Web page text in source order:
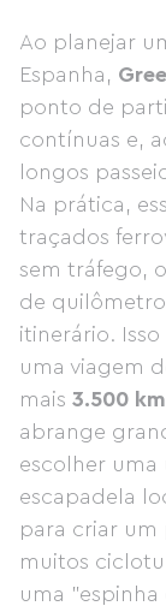
Ao planejar
Espanha,
ponto de
contínuas e,
longos
Na prática,
traçados
sem tráfego,
de
itinerário.
uma viagem
mais 3.500
abrange
escolher uma
escapadela
para criar um
muitos
uma